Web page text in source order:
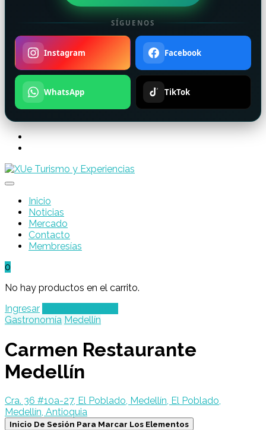
SÍGUENOS
Instagram Facebook
WhatsApp TikTok
Inicio
Noticias
Mercado
Contacto
Membresías
0
No hay productos en el carrito.
Ingresar
Gastronomía Medellín
Carmen Restaurante
Medellín
Cra. 36 #10a-27, El Poblado, Medellín, El Poblado,
Medellín, Antioquia
Inicio De Sesión Para Marcar Los Elementos